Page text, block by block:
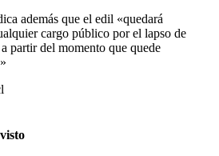
además que el edil «quedará
cargo público por el lapso de
partir del momento que quede